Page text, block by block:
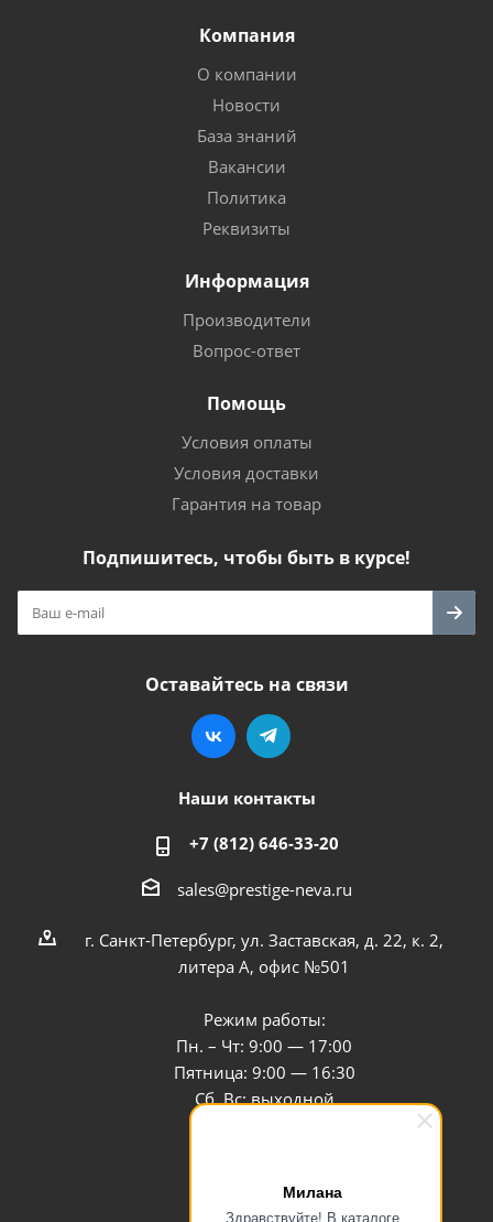
Милана
Здравствуйте! В каталоге
Компания
О компании
Новости
База знаний
Вакансии
Политика
Реквизиты
Информация
Производители
Вопрос-ответ
Помощь
Условия оплаты
Условия доставки
Гарантия на товар
Подпишитесь, чтобы быть в курсе!
Оставайтесь на связи
Наши контакты
+7 (812) 646-33-20
sales@prestige-neva.ru
г. Санкт-Петербург, ул. Заставская, д. 22, к. 2,
литера А, офис №501
Режим работы:
Пн. – Чт: 9:00 — 17:00
Пятница: 9:00 — 16:30
Сб, Вс: выходной